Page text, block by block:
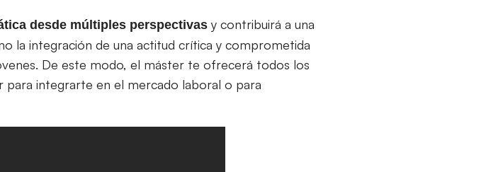
desde múltiples perspectivas y contribuirá a una
la integración de una actitud crítica y comprometida
De este modo, el máster te ofrecerá todos los
integrarte en el mercado laboral o para